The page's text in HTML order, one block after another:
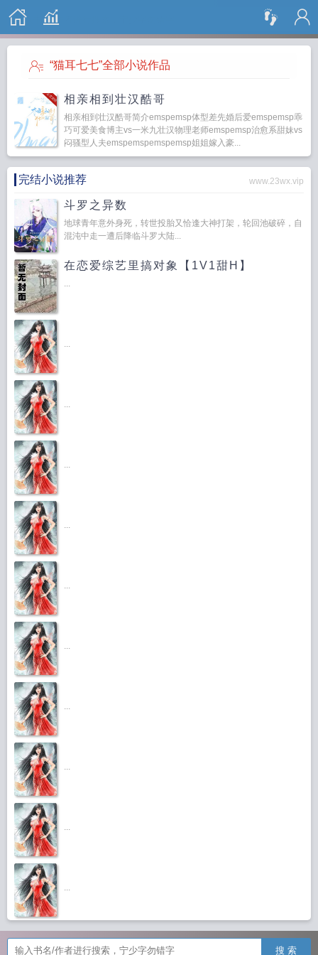
搜 索
“猫耳七七”全部小说作品
相亲相到壮汉酷哥
相亲相到壮汉酷哥简介emspemsp体型差先婚后爱emspemsp乖
巧可爱美食博主vs一米九壮汉物理老师emspemsp治愈系甜妹vs
闷骚型人夫emspemspemspemsp姐姐嫁入豪...
完结小说推荐 www.23wx.vip
斗罗之异数
地球青年意外身死，转世投胎又恰逢大神打架，轮回池破碎，自
混沌中走一遭后降临斗罗大陆...
在恋爱综艺里搞对象【1V1甜H】
...
...
...
...
...
...
...
...
...
...
...
搜 索